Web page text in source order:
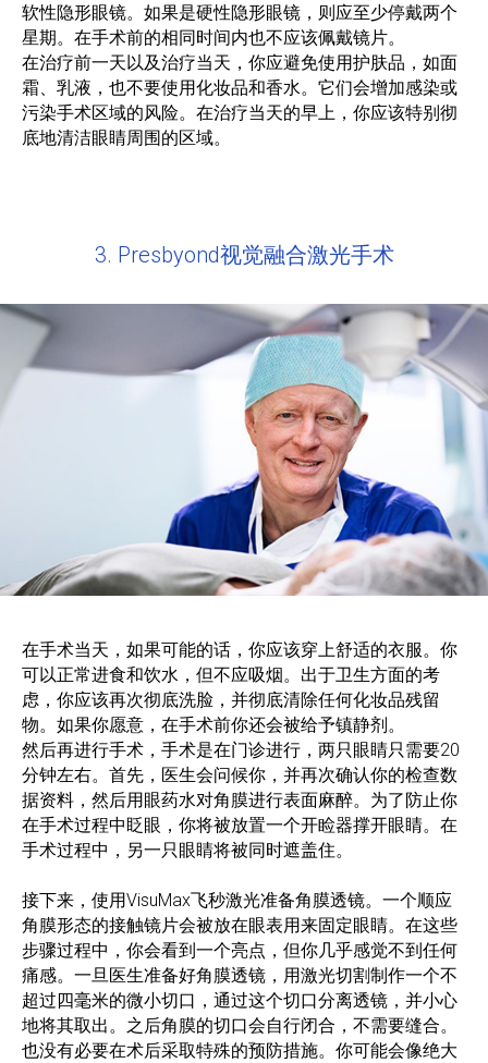
软性隐形眼镜。如果是硬性隐形眼镜，则应至少停戴两个
星期。在手术前的相同时间内也不应该佩戴镜片。
在治疗前一天以及治疗当天，你应避免使用护肤品，如面
霜、乳液，也不要使用化妆品和香水。它们会增加感染或
污染手术区域的风险。在治疗当天的早上，你应该特别彻
底地清洁眼睛周围的区域。
3. Presbyond视觉融合激光手术
在手术当天，如果可能的话，你应该穿上舒适的衣服。你
可以正常进食和饮水，但不应吸烟。出于卫生方面的考
虑，你应该再次彻底洗脸，并彻底清除任何化妆品残留
物。如果你愿意，在手术前你还会被给予镇静剂。
然后再进行手术，手术是在门诊进行，两只眼睛只需要20
分钟左右。首先，医生会问候你，并再次确认你的检查数
据资料，然后用眼药水对角膜进行表面麻醉。为了防止你
在手术过程中眨眼，你将被放置一个开睑器撑开眼睛。在
手术过程中，另一只眼睛将被同时遮盖住。
接下来，使用VisuMax飞秒激光准备角膜透镜。一个顺应
角膜形态的接触镜片会被放在眼表用来固定眼睛。在这些
步骤过程中，你会看到一个亮点，但你几乎感觉不到任何
痛感。一旦医生准备好角膜透镜，用激光切割制作一个不
超过四毫米的微小切口，通过这个切口分离透镜，并小心
地将其取出。之后角膜的切口会自行闭合，不需要缝合。
也没有必要在术后采取特殊的预防措施。你可能会像绝大